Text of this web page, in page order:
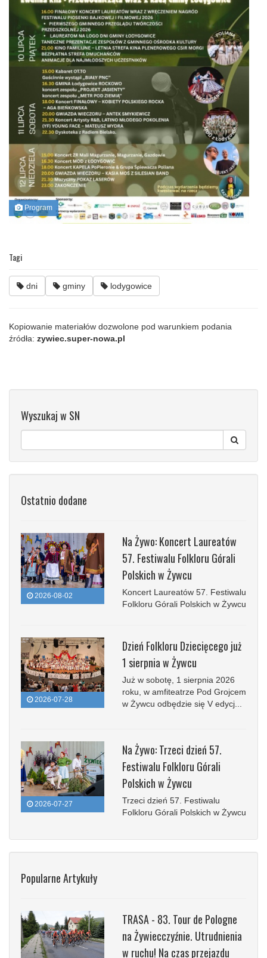
Program
Tagi
dni gminy lodygowice
Kopiowanie materiałów dozwolone pod warunkiem podania
źródła: zywiec.super-nowa.pl
Wyszukaj w SN
Ostatnio dodane
2026-08-02
Na Żywo: Koncert Laureatów
57. Festiwalu Folkloru Górali
Polskich w Żywcu
Koncert Laureatów 57. Festiwalu
Folkloru Górali Polskich w Żywcu
2026-07-28
Dzień Folkloru Dziecięcego już
1 sierpnia w Żywcu
Już w sobotę, 1 sierpnia 2026
roku, w amfiteatrze Pod Grojcem
w Żywcu odbędzie się V edycj...
2026-07-27
Na Żywo: Trzeci dzień 57.
Festiwalu Folkloru Górali
Polskich w Żywcu
Trzeci dzień 57. Festiwalu
Folkloru Górali Polskich w Żywcu
Popularne Artykuły
TRASA - 83. Tour de Pologne
na Żywiecczyźnie. Utrudnienia
w ruchu! Na czas przejazdu